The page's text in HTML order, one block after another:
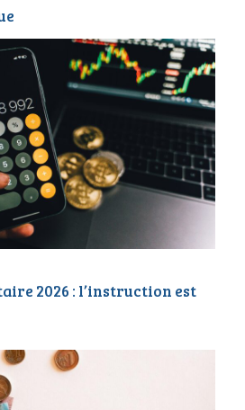
2026 : l’instruction est